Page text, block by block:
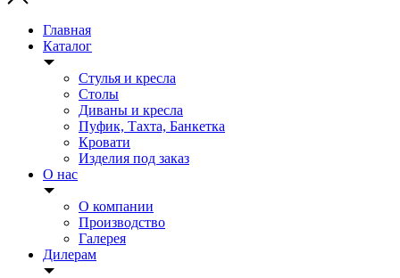
Главная
Каталог
Стулья и кресла
Столы
Диваны и кресла
Пуфик, Тахта, Банкетка
Кровати
Изделия под заказ
О нас
О компании
Производство
Галерея
Дилерам